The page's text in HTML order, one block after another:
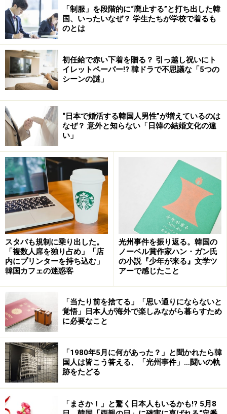
電話番号：02-771-2500
営業時間：10：30～20：00、(金～日：～20：30）
定休日：不定休
HP：www.ellotte.com/
※データは記事公開時点のものです。
※記事内容は執筆時点のものです。最新の内容をご確認くださ
い。
※海外を訪れる際には最新情報の入手に努め、「 外務省 海外安全
ホームページ
」を確認するなど、安全確保に十分注意を払ってく
ださい。
「制服」を段階的に“廃止する”と打ち出した韓
国、いったいなぜ？ 学生たちが学校で着るも
のとは
初任給で赤い下着を贈る？ 引っ越し祝いにト
イレットペーパー!? 韓ドラで不思議な「5つの
シーンの謎」
“日本で婚活する韓国人男性”が増えているのは
なぜ？ 意外と知らない「日韓の結婚文化の違
い」
スタバも規制に乗り出した。
「複数人席を独り占め」「店
内にプリンターを持ち込む」
韓国カフェの迷惑客
光州事件を振り返る。韓国の
ノーベル賞作家ハン・ガン氏
の小説『少年が来る』文学ツ
アーで感じたこと
「当たり前を捨てる」「思い通りにならないと
覚悟」日本人が海外で楽しみながら暮らすため
に必要なこと
「1980年5月に何があった？」と聞かれたら韓
国人は皆こう答える、「光州事件」…闘いの軌
跡をたどる
「まさか！」と驚く日本人もいるかも!? 5月8